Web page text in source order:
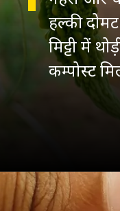
हल्की
मिट्टी में
कम्पोस्ट